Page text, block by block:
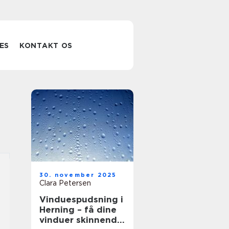
KONTAKT OS
30. november 2025
Clara Petersen
Vinduespudsning i
Herning – få dine
vinduer skinnende